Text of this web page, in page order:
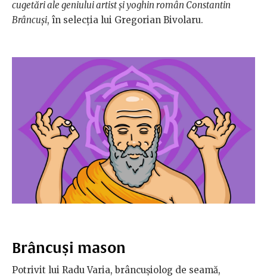
cugetări ale geniului artist și yoghin român Constantin
Brâncuși, în selecția lui Gregorian Bivolaru.
Brâncuși mason
Potrivit lui Radu Varia, brâncușiolog de seamă,